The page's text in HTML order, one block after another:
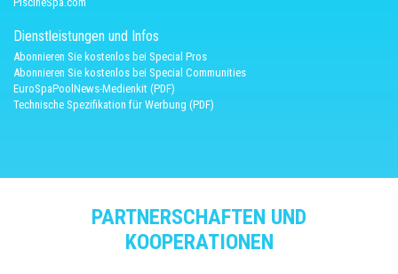
Dienstleistungen und Infos
Abonnieren Sie kostenlos bei Special Pros
Abonnieren Sie kostenlos bei Special Communities
EuroSpaPoolNews-Medienkit (PDF)
Technische Spezifikation für Werbung (PDF)
PARTNERSCHAFTEN UND
KOOPERATIONEN